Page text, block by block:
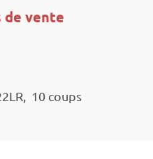
de vente
10 coups